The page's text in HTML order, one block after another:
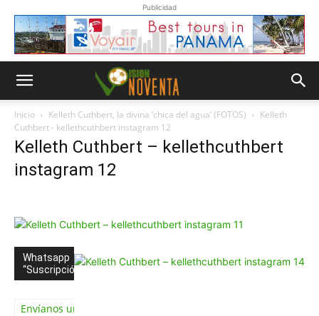
Publicidad
Inicio Kelleth Cuthbert, la divina ‘chica del agua’ (FOTOS)
Kelleth
Cuthbert - kellethcuthbert instagram 12
Kelleth Cuthbert – kellethcuthbert
instagram 12
Whatsapp
“Suscripción”
Envíanos un